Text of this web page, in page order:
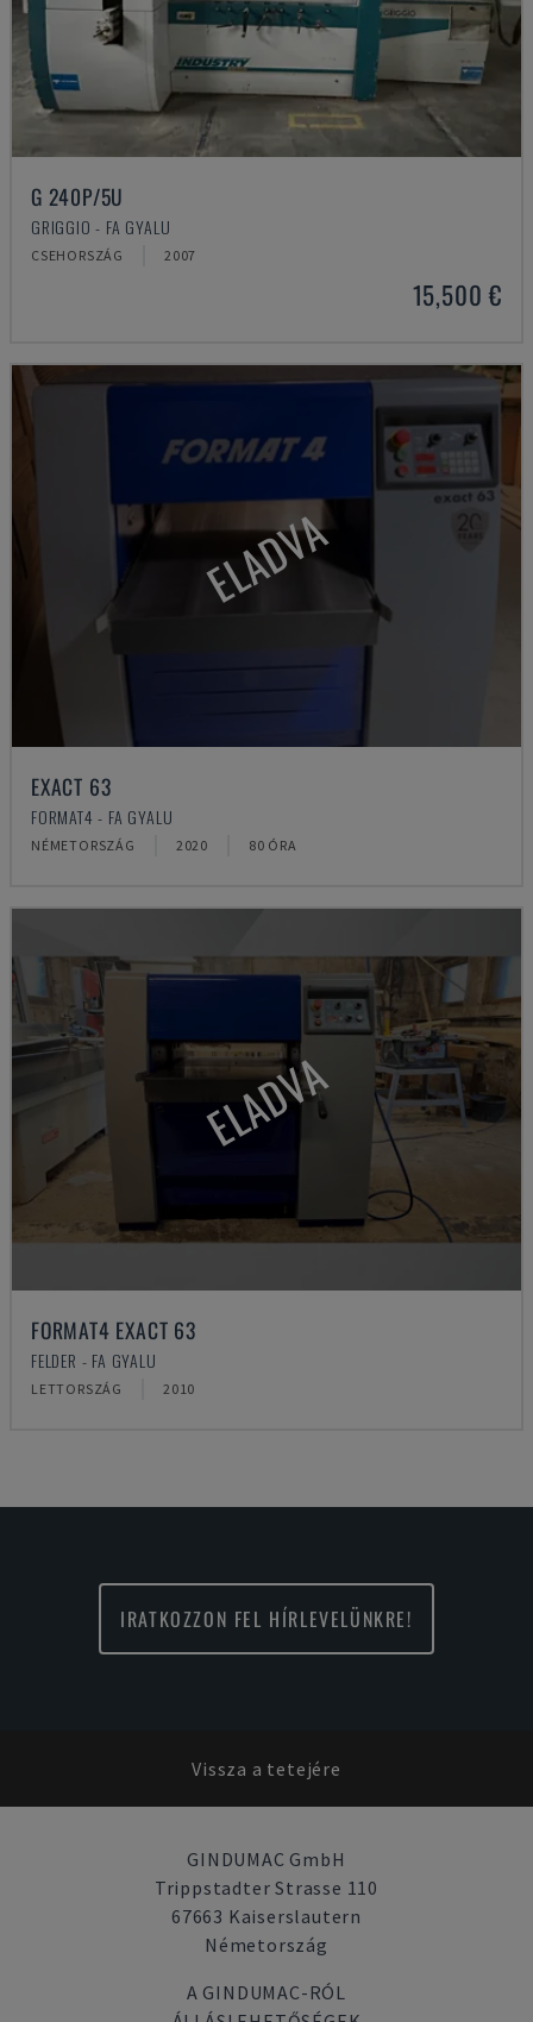
G 240P/5U
GRIGGIO - FA GYALU
CSEHORSZÁG 2007
15,500 €
ELADVA
EXACT 63
FORMAT4 - FA GYALU
NÉMETORSZÁG 2020 80 ÓRA
ELADVA
FORMAT4 EXACT 63
FELDER - FA GYALU
LETTORSZÁG 2010
IRATKOZZON FEL HÍRLEVELÜNKRE!
Vissza a tetejére
GINDUMAC GmbH
Trippstadter Strasse 110
67663 Kaiserslautern
Németország
A GINDUMAC-RÓL